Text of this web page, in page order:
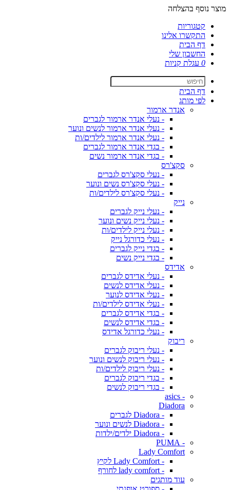
מוצר נוסף בהצלחה
קטגוריות
התקשרו אלינו
דף הבית
החשבון שלי
0 עגלת קניות
דף הבית
לפי מותג
אנדר ארמור
- נעלי אנדר ארמור לגברים
- נעלי אנדר ארמור לנשים ונוער
- נעלי אנדר ארמור לילדים/ות
- בגדי אנדר ארמור לגברים
- בגדי אנדר ארמור נשים
סקצ'רס
- נעלי סקצ'רס לגברים
- נעלי סקצ'רס נשים ונוער
- נעלי סקצ'רס לילדים/ות
נייק
- נעלי נייק לגברים
- נעלי נייק נשים ונוער
- נעלי נייק לילדים/ות
- נעלי כדורגל נייק
- בגדי נייק לגברים
- בגדי נייק נשים
אדידס
- נעלי אדידס לגברים
- נעלי אדידס לנשים
- נעלי אדידס לנוער
- נעלי אדידס לילדים/ות
- בגדי אדידס לגברים
- בגדי אדידס לנשים
- נעלי כדורגל אדידס
ריבוק
- נעלי ריבוק לגברים
- נעלי ריבוק לנשים ונוער
- נעלי ריבוק לילדים/ות
- בגדי ריבוק לגברים
- בגדי ריבוק לנשים
- asics
Diadora
- Diadora לגברים
- Diadora לנשים ונוער
- Diadora ילדים/ילדות
- PUMA
Lady Comfort
- Lady Comfort לקיץ
- lady comfort לחורף
עוד מותגים